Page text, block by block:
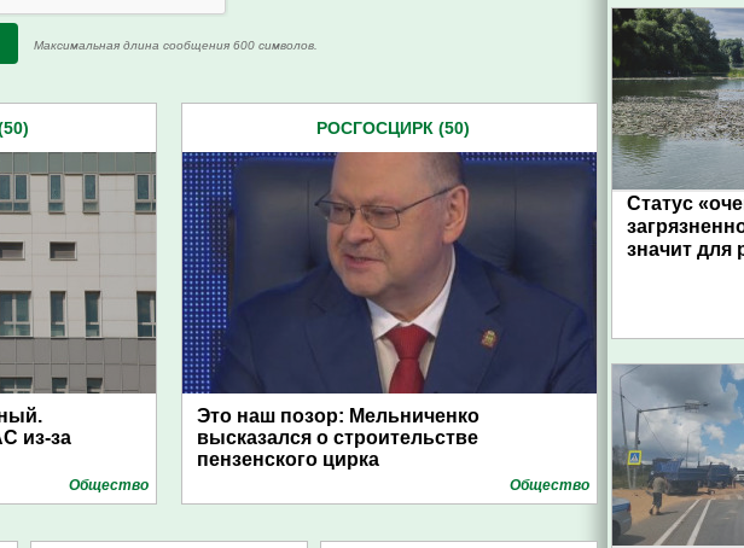
Максимальная длина сообщения 600 символов.
из-за
Общество
РОСГОСЦИРК (50)
Это наш позор: Мельниченко
высказался о строительстве
пензенского цирка
Общество
Статус
значит для